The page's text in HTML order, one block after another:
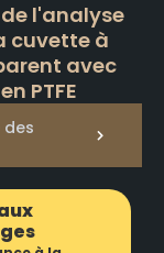
de l'analyse
cuvette à
avec
PTFE